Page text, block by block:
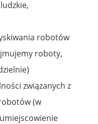
robotów
roboty,
związanych z
(w